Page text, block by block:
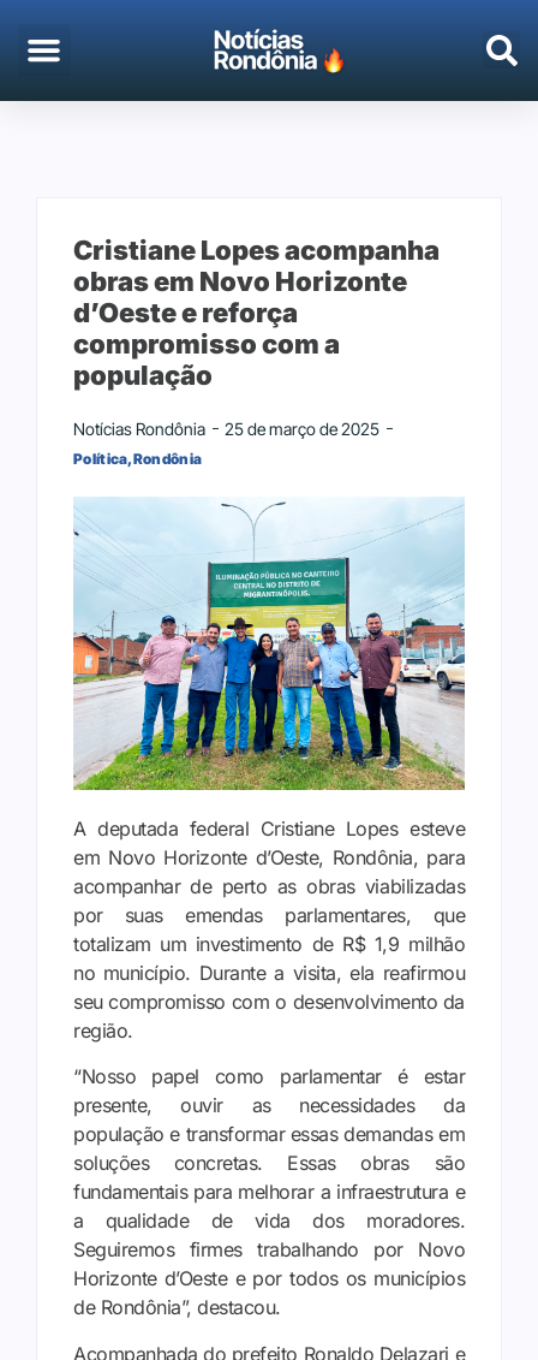
Cristiane Lopes acompanha
obras em Novo Horizonte
d’Oeste e reforça
compromisso com a
população
Notícias Rondônia 25 de março de 2025
Política,Rondônia
A deputada federal Cristiane Lopes esteve
em Novo Horizonte d’Oeste, Rondônia, para
acompanhar de perto as obras viabilizadas
por suas emendas parlamentares, que
totalizam um investimento de R$ 1,9 milhão
no município. Durante a visita, ela reafirmou
seu compromisso com o desenvolvimento da
região.
“Nosso papel como parlamentar é estar
presente, ouvir as necessidades da
população e transformar essas demandas em
soluções concretas. Essas obras são
fundamentais para melhorar a infraestrutura e
a qualidade de vida dos moradores.
Seguiremos firmes trabalhando por Novo
Horizonte d’Oeste e por todos os municípios
de Rondônia”, destacou.
Acompanhada do prefeito Ronaldo Delazari e